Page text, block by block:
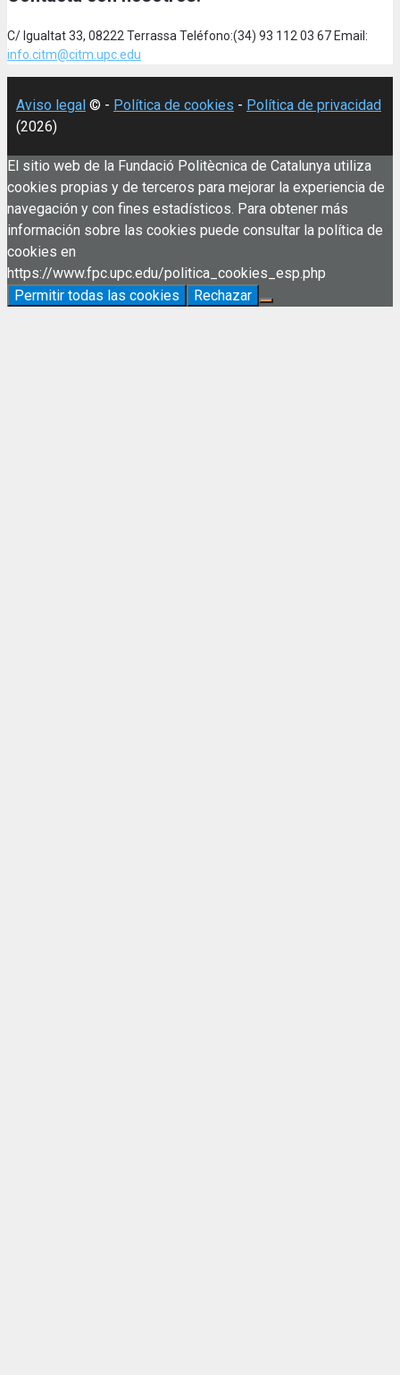
C/ Igualtat 33, 08222 Terrassa Teléfono:(34) 93 112 03 67 Email:
info.citm@citm.upc.edu
Aviso legal © - Política de cookies - Política de privacidad
(2026)
El sitio web de la Fundació Politècnica de Catalunya utiliza
cookies propias y de terceros para mejorar la experiencia de
navegación y con fines estadísticos. Para obtener más
información sobre las cookies puede consultar la política de
cookies en
https://www.fpc.upc.edu/politica_cookies_esp.php
Permitir todas las cookies
Rechazar